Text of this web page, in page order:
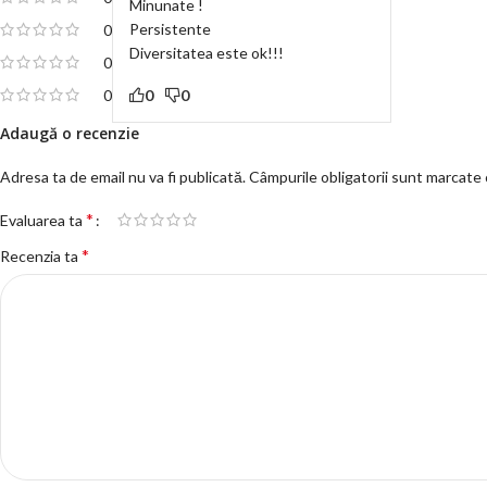
0
0
0
Minunate !
Persistente
Diversitatea este ok!!!
0 0
Adaugă o recenzie
Adresa ta de email nu va fi publicată.Câmpurile obligatorii sunt marcate
Evaluarea ta *
Recenzia ta *